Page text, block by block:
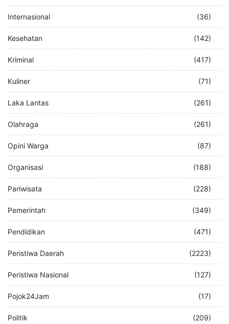
Internasional (36)
Kesehatan (142)
Kriminal (417)
Kuliner (71)
Laka Lantas (261)
Olahraga (261)
Opini Warga (87)
Organisasi (188)
Pariwisata (228)
Pemerintah (349)
Pendidikan (471)
Peristiwa Daerah (2223)
Peristiwa Nasional (127)
Pojok24Jam (17)
Politik (209)